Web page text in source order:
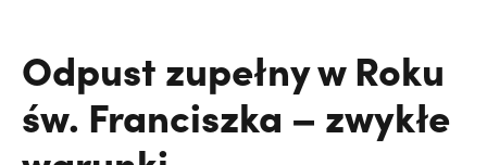
Odpust zupełny w Roku
św. Franciszka – zwykłe